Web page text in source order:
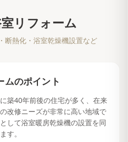
リフォーム
断熱化・浴室乾燥機設置など
ムのポイント
築40年前後の住宅が多く、在来
改修ニーズが非常に高い地域で
して浴室暖房乾燥機の設置を同
す。